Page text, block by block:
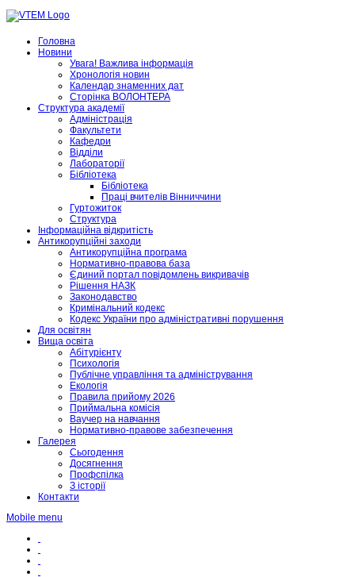
Головна
Новини
Увага! Важлива інформація
Хронологія новин
Календар знаменних дат
Сторінка ВОЛОНТЕРА
Структура академії
Адміністрація
Факультети
Кафедри
Відділи
Лабораторії
Бібліотека
Бібліотека
Праці вчителів Вінниччини
Гуртожиток
Структура
Інформаційна відкритість
Антикорупційні заходи
Антикорупційна програма
Нормативно-правова база
Єдиний портал повідомлень викривачів
Рішення НАЗК
Законодавство
Кримінальний кодекс
Кодекс України про адміністративні порушення
Для освітян
Вища освіта
Абітурієнту
Психологія
Публічне управління та адміністрування
Екологія
Правила прийому 2026
Приймальна комісія
Ваучер на навчання
Нормативно-правове забезпечення
Галерея
Сьогодення
Досягнення
Профспілка
З історії
Контакти
Mobile menu